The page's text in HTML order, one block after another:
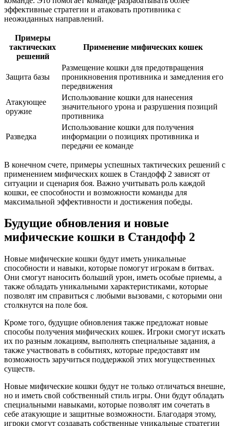
эффективные стратегии и атаковать противника с
неожиданных направлений.
Примеры
тактических
решений
Применение мифических кошек
Защита базы
Размещение кошки для предотвращения
проникновения противника и замедления его
передвижения
Атакующее
оружие
Использование кошки для нанесения
значительного урона и разрушения позиций
противника
Разведка
Использование кошки для получения
информации о позициях противника и
передачи ее команде
В конечном счете, примеры успешных тактических решений с
применением мифических кошек в Стандофф 2 зависят от
ситуации и сценария боя. Важно учитывать роль каждой
кошки, ее способности и возможности команды для
максимальной эффективности и достижения победы.
Будущие обновления и новые
мифические кошки в Стандофф 2
Новые мифические кошки будут иметь уникальные
способности и навыки, которые помогут игрокам в битвах.
Они смогут наносить больший урон, иметь особые приемы, а
также обладать уникальными характеристиками, которые
позволят им справиться с любыми вызовами, с которыми они
столкнутся на поле боя.
Кроме того, будущие обновления также предложат новые
способы получения мифических кошек. Игроки смогут искать
их по разным локациям, выполнять специальные задания, а
также участвовать в событиях, которые предоставят им
возможность заручиться поддержкой этих могущественных
существ.
Новые мифические кошки будут не только отличаться внешне,
но и иметь свой собственный стиль игры. Они будут обладать
специальными навыками, которые позволят им сочетать в
себе атакующие и защитные возможности. Благодаря этому,
игроки смогут создавать собственные уникальные стратегии